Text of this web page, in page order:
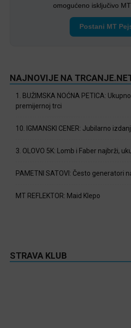
omogućeno isključivo
Postani MT
NAJNOVIJE NA
1. BUŽIMSKA NOĆNA PETICA:
premijernoj trci
10. IGMANSKI CENER: Jubilarno
3. OLOVO 5K: Lomb i Faber najbrži,
PAMETNI SATOVI: Često generatori
MT REFLEKTOR: Maid Klepo
STRAVA KLUB